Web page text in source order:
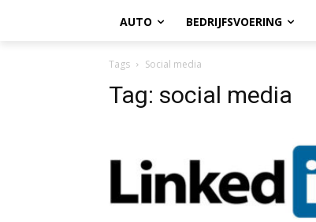
AUTO BEDRIJFSVOERING
Tags Social media
Tag: social media